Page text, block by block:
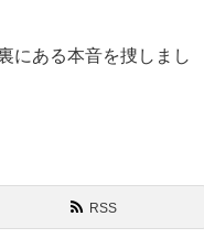
にある本音を捜しまし
RSS